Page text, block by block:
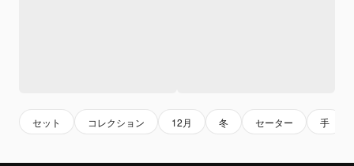
セット コレクション 12月 冬 セーター 手